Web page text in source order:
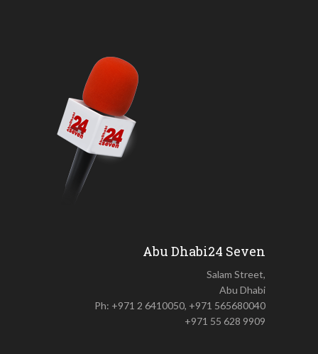
Abu Dhabi24 Seven
Salam Street,
Abu Dhabi
Ph: +971 2 6410050, +971 565680040
+971 55 628 9909